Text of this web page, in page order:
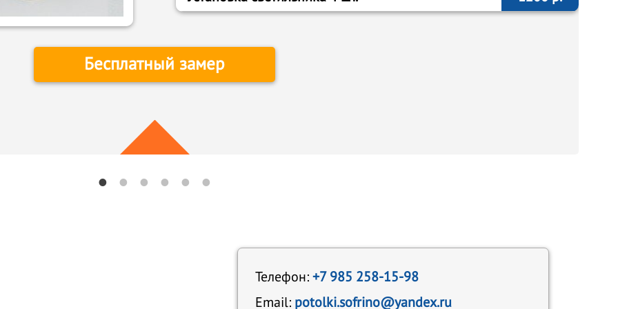
Бесплатный замер
Телефон: +7 985 258-15-98
Email: potolki.sofrino@yandex.ru